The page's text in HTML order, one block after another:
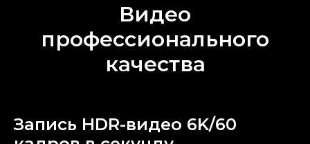
Видео
профессионального
качества
Запись HDR-видео 6K/60